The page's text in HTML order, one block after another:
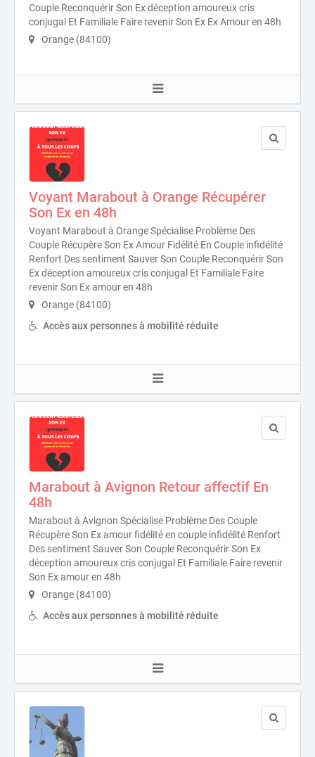
Couple Reconquérir Son Ex déception amoureux cris
conjugal Et Familiale Faire revenir Son Ex Ex Amour en 48h
Orange (84100)
Voyant Marabout à Orange Récupérer
Son Ex en 48h
Voyant Marabout à Orange Spécialise Problème Des
Couple Récupère Son Ex Amour Fidélité En Couple infidélité
Renfort Des sentiment Sauver Son Couple Reconquérir Son
Ex déception amoureux cris conjugal Et Familiale Faire
revenir Son Ex amour en 48h
Orange (84100)
Accès aux personnes à mobilité réduite
Marabout à Avignon Retour affectif En
48h
Marabout à Avignon Spécialise Problème Des Couple
Récupère Son Ex amour fidélité en couple infidélité Renfort
Des sentiment Sauver Son Couple Reconquérir Son Ex
déception amoureux cris conjugal Et Familiale Faire revenir
Son Ex amour en 48h
Orange (84100)
Accès aux personnes à mobilité réduite